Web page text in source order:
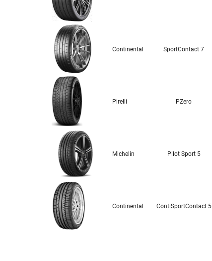
Continental SportContact 7
Pirelli PZero
Michelin Pilot Sport 5
Continental ContiSportContact 5